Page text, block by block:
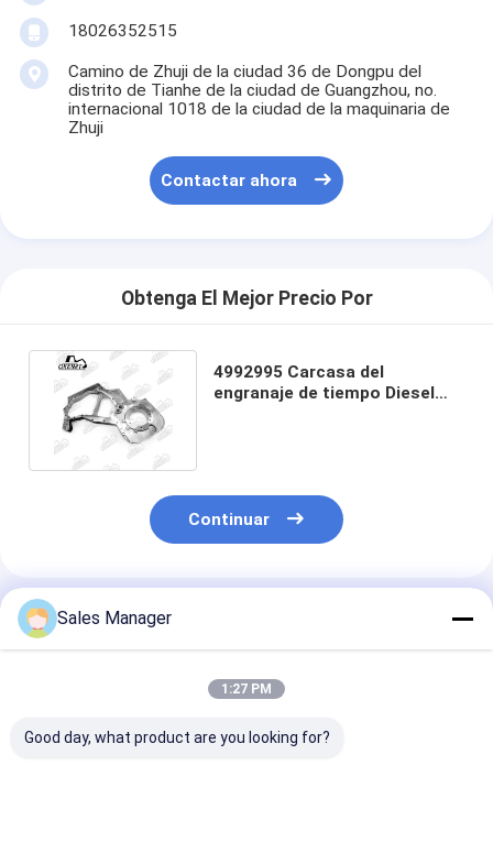
18026352515
Camino de Zhuji de la ciudad 36 de Dongpu del
distrito de Tianhe de la ciudad de Guangzhou, no.
internacional 1018 de la ciudad de la maquinaria de
Zhuji
Contactar ahora
Obtenga El Mejor Precio Por
4992995 Carcasa del
engranaje de tiempo Diesel
Continuar
Productos Recomendados
Sales Manager
1:27 PM
Good day, what product are you looking for?